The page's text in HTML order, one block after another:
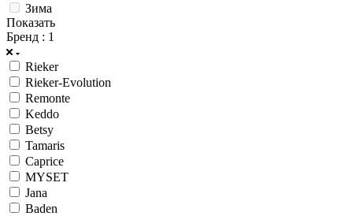
Зима
Показать
Бренд : 1
Rieker
Rieker-Evolution
Remonte
Keddo
Betsy
Tamaris
Caprice
MYSET
Jana
Baden